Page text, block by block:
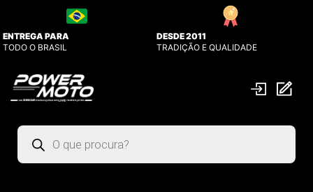
ENTREGA PARA
TODO O BRASIL
DESDE 2011
TRADIÇÃO E QUALIDADE
Pesquisar
produtos